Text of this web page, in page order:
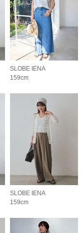
SLOBE IENA
159cm
SLOBE IENA
159cm